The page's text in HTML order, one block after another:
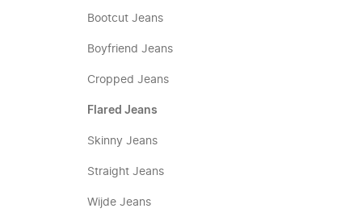
Bootcut Jeans
Boyfriend Jeans
Cropped Jeans
Flared Jeans
Skinny Jeans
Straight Jeans
Wijde Jeans